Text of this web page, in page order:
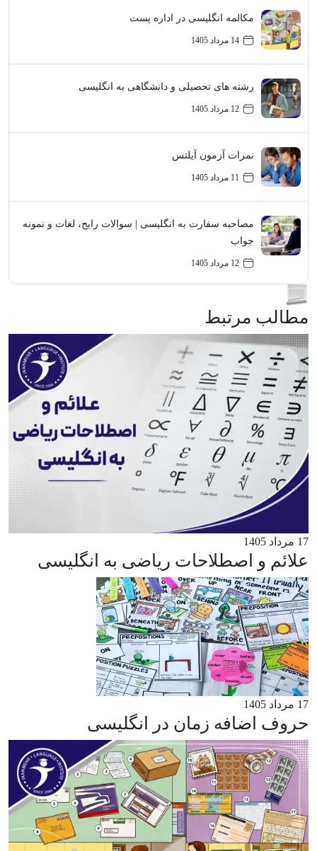
مکالمه انگلیسی در اداره پست
14 مرداد 1405
رشته های تحصیلی و دانشگاهی به انگلیسی
12 مرداد 1405
نمرات آزمون آیلتس
11 مرداد 1405
مصاحبه سفارت به انگلیسی | سوالات رایج، لغات و نمونه
جواب
12 مرداد 1405
مطالب مرتبط
17 مرداد 1405
علائم و اصطلاحات ریاضی به انگلیسی
17 مرداد 1405
حروف اضافه زمان در انگلیسی